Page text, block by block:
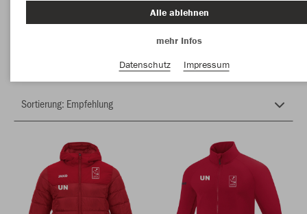
Alle ablehnen
mehr Infos
Datenschutz
Impressum